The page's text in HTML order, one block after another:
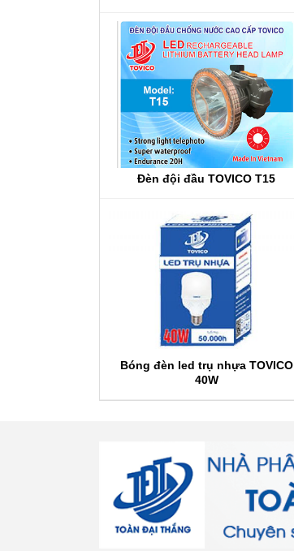
Đèn đội đầu TOVICO T15
Bóng đèn led trụ nhựa TOVICO
40W